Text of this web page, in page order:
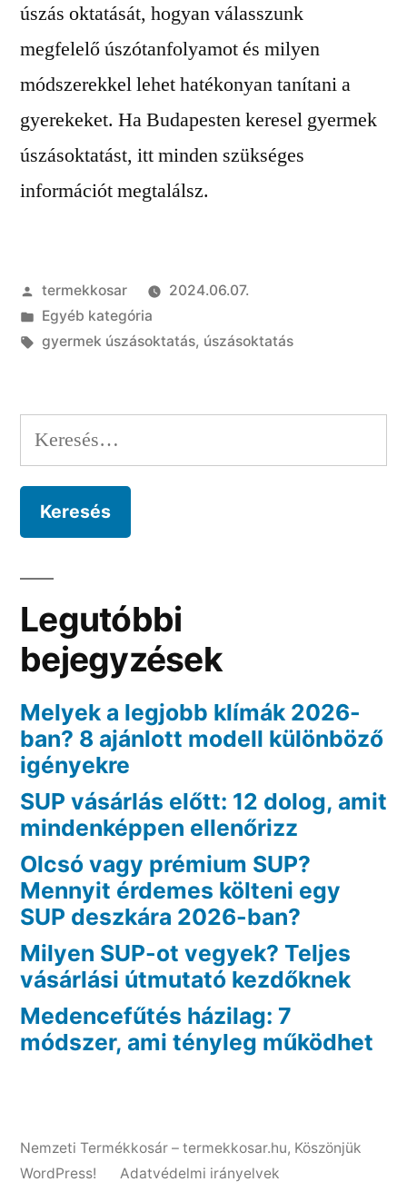
úszás oktatását, hogyan válasszunk
megfelelő úszótanfolyamot és milyen
módszerekkel lehet hatékonyan tanítani a
gyerekeket. Ha Budapesten keresel gyermek
úszásoktatást, itt minden szükséges
információt megtalálsz.
Szerző:
termekkosar
2024.06.07.
Kategória:
Egyéb kategória
Címke:
gyermek úszásoktatás, úszásoktatás
Keresés:
Legutóbbi
bejegyzések
Melyek a legjobb klímák 2026-
ban? 8 ajánlott modell különböző
igényekre
SUP vásárlás előtt: 12 dolog, amit
mindenképpen ellenőrizz
Olcsó vagy prémium SUP?
Mennyit érdemes költeni egy
SUP deszkára 2026-ban?
Milyen SUP-ot vegyek? Teljes
vásárlási útmutató kezdőknek
Medencefűtés házilag: 7
módszer, ami tényleg működhet
Nemzeti Termékkosár – termekkosar.hu, Köszönjük
WordPress!
Adatvédelmi irányelvek